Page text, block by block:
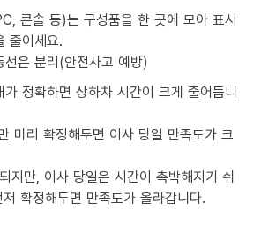
콘솔 등)는 구성품을 한 곳에 모아 표시
줄이세요.
선은 분리(안전사고 예방)
정확하면 상하차 시간이 크게 줄어듭니
미리 확정해두면 이사 당일 만족도가 크
지만, 이사 당일은 시간이 촉박해지기 쉬
확정해두면 만족도가 올라갑니다.